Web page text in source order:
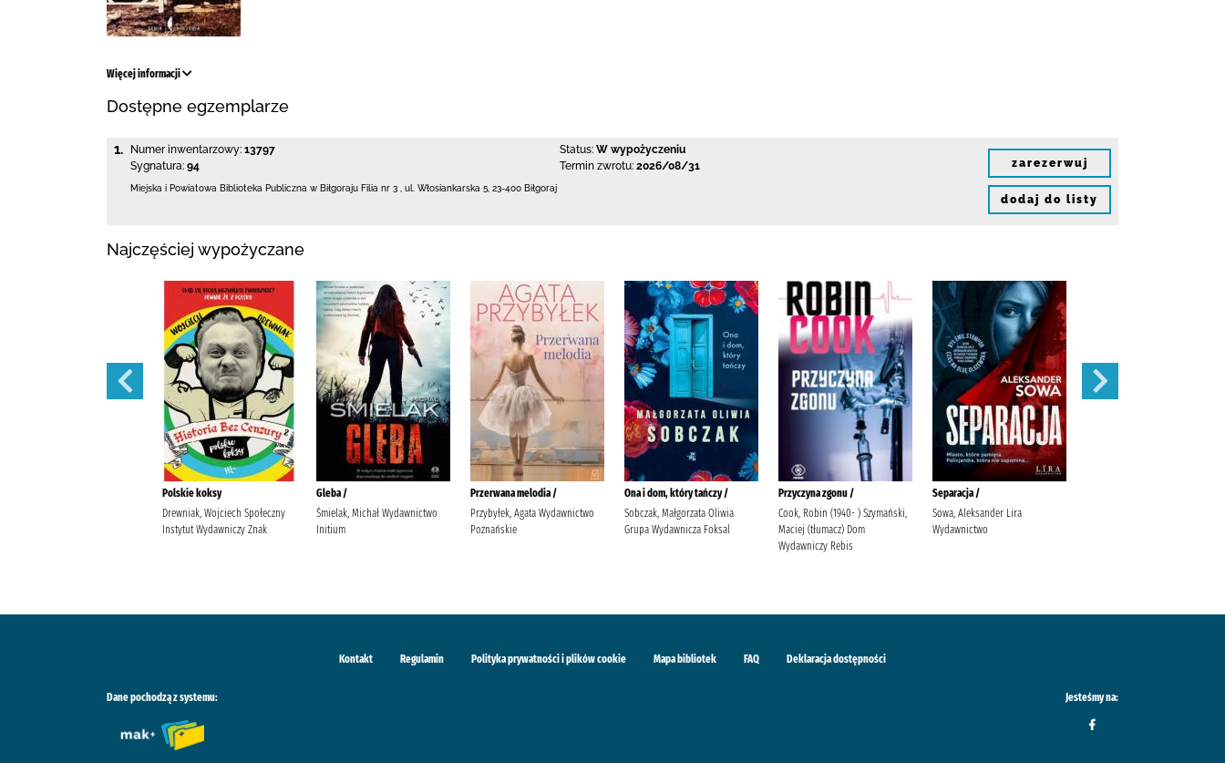
Więcej informacji
Dostępne egzemplarze
1. Numer inwentarzowy: 13797
Sygnatura: 94
Status: W wypożyczeniu
Termin zwrotu: 2026/08/31
Miejska i Powiatowa Biblioteka Publiczna w Biłgoraju Filia nr 3 ul. Włosiankarska 5 23-400 Biłgoraj
zarezerwuj
dodaj do listy
Najczęściej wypożyczane
Polskie koksy
Drewniak, Wojciech Społeczny
Instytut Wydawniczy Znak
Gleba /
Śmielak, Michał Wydawnictwo
Initium
Przerwana melodia /
Przybyłek, Agata Wydawnictwo
Poznańskie
Ona i dom, który tańczy /
Sobczak, Małgorzata Oliwia
Grupa Wydawnicza Foksal
Przyczyna zgonu /
Cook, Robin (1940- ) Szymański,
Maciej (tłumacz) Dom
Wydawniczy Rebis
Separacja /
Sowa, Aleksander Lira
Wydawnictwo
Kontakt Regulamin Polityka prywatności i plików cookie Mapa bibliotek FAQ Deklaracja dostępności
Dane pochodzą z systemu: Jesteśmy na: